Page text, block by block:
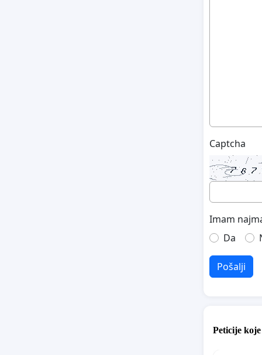
Captcha
Imam
Da
Pošalji
Peticije